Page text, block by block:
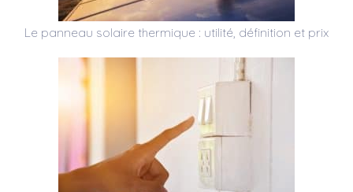
Le panneau solaire thermique : utilité, définition et prix